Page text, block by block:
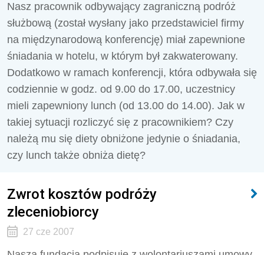
Nasz pracownik odbywający zagraniczną podróż
służbową (został wysłany jako przedstawiciel firmy
na międzynarodową konferencję) miał zapewnione
śniadania w hotelu, w którym był zakwaterowany.
Dodatkowo w ramach konferencji, która odbywała się
codziennie w godz. od 9.00 do 17.00, uczestnicy
mieli zapewniony lunch (od 13.00 do 14.00). Jak w
takiej sytuacji rozliczyć się z pracownikiem? Czy
należą mu się diety obniżone jedynie o śniadania,
czy lunch także obniża dietę?
Zwrot kosztów podróży
zleceniobiorcy
27 cze 2007